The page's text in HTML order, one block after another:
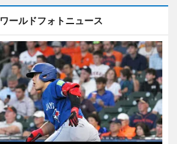
ワールドフォトニュース